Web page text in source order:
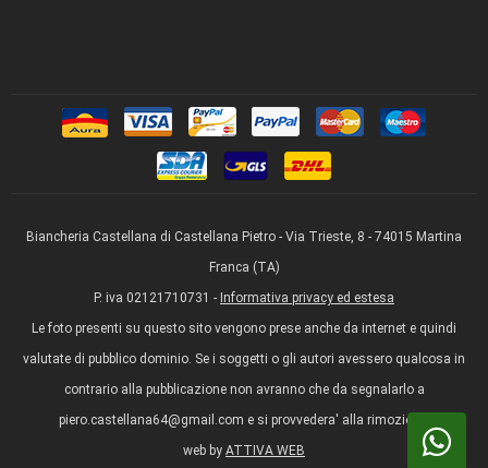
Biancheria Castellana di Castellana Pietro - Via Trieste, 8 - 74015 Martina
Franca (TA)
P. iva 02121710731 - Informativa privacy ed estesa
Le foto presenti su questo sito vengono prese anche da internet e quindi
valutate di pubblico dominio. Se i soggetti o gli autori avessero qualcosa in
contrario alla pubblicazione non avranno che da segnalarlo a
piero.castellana64@gmail.com e si provvedera' alla rimozione.
web by ATTIVA WEB